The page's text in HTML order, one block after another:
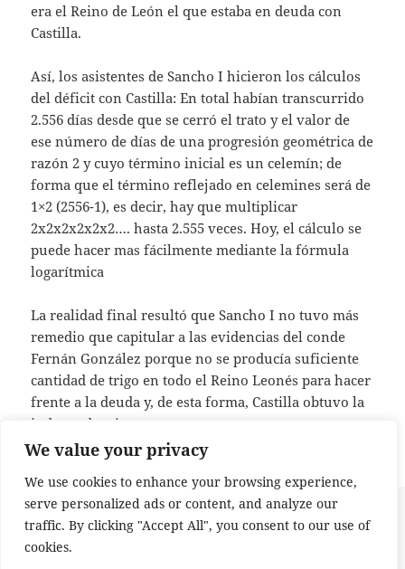
We value your privacy
We use cookies to enhance your browsing experience,
serve personalized ads or content, and analyze our
traffic. By clicking "Accept All", you consent to our use of
cookies.
era el Reino de León el que estaba en deuda con
Castilla.
Así, los asistentes de Sancho I hicieron los cálculos
del déficit con Castilla: En total habían transcurrido
2.556 días desde que se cerró el trato y el valor de
ese número de días de una progresión geométrica de
razón 2 y cuyo término inicial es un celemín; de
forma que el término reflejado en celemines será de
1×2 (2556-1), es decir, hay que multiplicar
2x2x2x2x2x2…. hasta 2.555 veces. Hoy, el cálculo se
puede hacer mas fácilmente mediante la fórmula
logarítmica
La realidad final resultó que Sancho I no tuvo más
remedio que capitular a las evidencias del conde
Fernán González porque no se producía suficiente
cantidad de trigo en todo el Reino Leonés para hacer
frente a la deuda y, de esta forma, Castilla obtuvo la
independencia.
Publicado
el
14 de febrero de 2024 Etiquetas
Camino de Santiago,Camino
Frances,Castilla,celemin,Chemin de Saint Jacques,Cuentos
Peregrinos